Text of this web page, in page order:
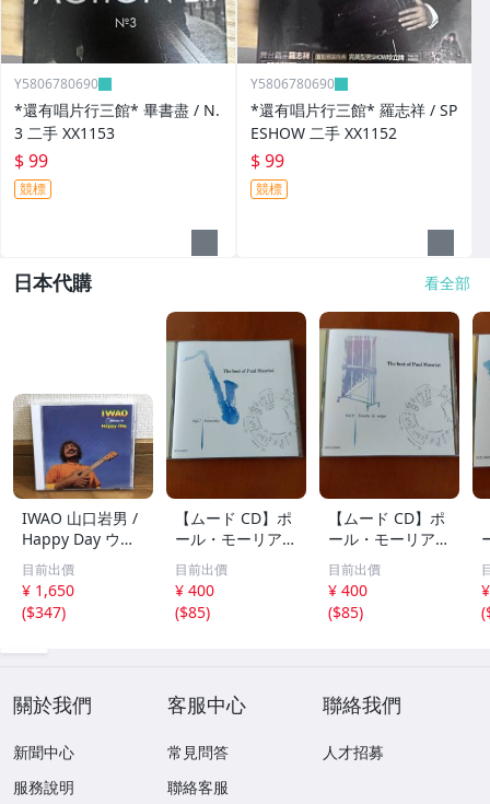
Y5806780690
*還有唱片行三館* 畢書盡 / N.
3 二手 XX1153
$ 99
競標
Y5806780690
*還有唱片行三館* 羅志祥 / SP
ESHOW 二手 XX1152
$ 99
競標
日本代購 看全部
IWAO 山口岩男 /
Happy Day ウク
レレ・アルバム
傑作 廃盤CD 稀少
品 帯付 ケツメイ
シ / Ryoji / 馬場
目前出價
¥ 1,650
($347)
【ムード CD】ポ
ール・モーリア /
世界のロック・ポ
ップス・ヒット集
レット・イット・
ビー、ヘイ・ジュ
目前出價
¥ 400
($85)
【ムード CD】ポ
ール・モーリア /
フレンチ・ポップ
ス集 雪が降る、
シバの女王、愛の
休日、あなたのと
目前出價
¥ 400
($85)
(
關於我們
新聞中心
服務說明
客服中心
常見問答
聯絡客服
聯絡我們
人才招募